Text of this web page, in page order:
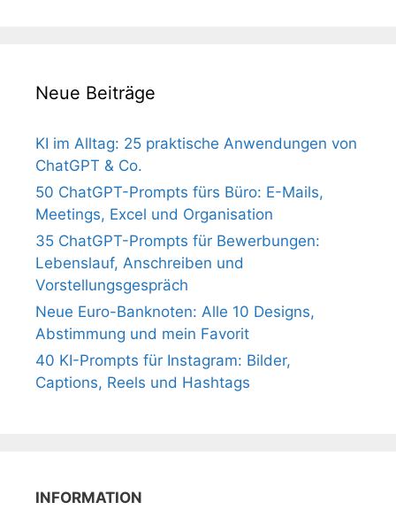
Neue Beiträge
KI im Alltag: 25 praktische Anwendungen von
ChatGPT & Co.
50 ChatGPT-Prompts fürs Büro: E-Mails,
Meetings, Excel und Organisation
35 ChatGPT-Prompts für Bewerbungen:
Lebenslauf, Anschreiben und
Vorstellungsgespräch
Neue Euro-Banknoten: Alle 10 Designs,
Abstimmung und mein Favorit
40 KI-Prompts für Instagram: Bilder,
Captions, Reels und Hashtags
INFORMATION